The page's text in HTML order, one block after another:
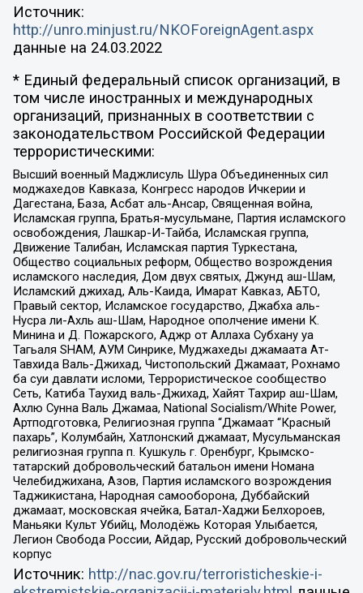
Источник:
http://unro.minjust.ru/NKOForeignAgent.aspx
данные на 24.03.2022
* Единый федеральный список организаций, в
том числе иностранных и международных
организаций, признанных в соответствии с
законодательством Российской Федерации
террористическими:
Высший военный Маджлисуль Шура Объединенных сил
моджахедов Кавказа, Конгресс народов Ичкерии и
Дагестана, База, Асбат аль-Ансар, Священная война,
Исламская группа, Братья-мусульмане, Партия исламского
освобождения, Лашкар-И-Тайба, Исламская группа,
Движение Талибан, Исламская партия Туркестана,
Общество социальных реформ, Общество возрождения
исламского наследия, Дом двух святых, Джунд аш-Шам,
Исламский джихад, Аль-Каида, Имарат Кавказ, АБТО,
Правый сектор, Исламское государство, Джабха аль-
Нусра ли-Ахль аш-Шам, Народное ополчение имени К.
Минина и Д. Пожарского, Аджр от Аллаха Субхану уа
Тагьаля SHAM, АУМ Синрике, Муджахеды джамаата Ат-
Тавхида Валь-Джихад, Чистопольский Джамаат, Рохнамо
ба суи давлати исломи, Террористическое сообщество
Сеть, Катиба Таухид валь-Джихад, Хайят Тахрир аш-Шам,
Ахлю Сунна Валь Джамаа, National Socialism/White Power,
Артподготовка, Религиозная группа “Джамаат “Красный
пахарь”, Колумбайн, Хатлонский джамаат, Мусульманская
религиозная группа п. Кушкуль г. Оренбург, Крымско-
татарский добровольческий батальон имени Номана
Челебиджихана, Азов, Партия исламского возрождения
Таджикистана, Народная самооборона, Дуббайский
джамаат, московская ячейка, Батал-Хаджи Белхороев,
Маньяки Культ Убийц, Молодёжь Которая Улыбается,
Легион Свобода России, Айдар, Русский добровольческий
корпус
Источник: http://nac.gov.ru/terroristicheskie-i-